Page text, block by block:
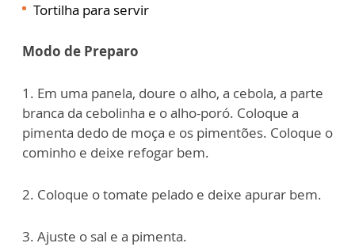
Tortilha para servir
Modo de Preparo
1. Em uma panela, doure o alho, a cebola, a parte
branca da cebolinha e o alho-poró. Coloque a
pimenta dedo de moça e os pimentões. Coloque o
cominho e deixe refogar bem.
2. Coloque o tomate pelado e deixe apurar bem.
3. Ajuste o sal e a pimenta.